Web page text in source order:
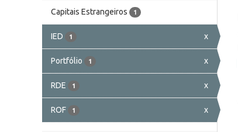
Capitais Estrangeiros 1
IED 1 x
Portfólio 1 x
RDE 1 x
ROF 1 x